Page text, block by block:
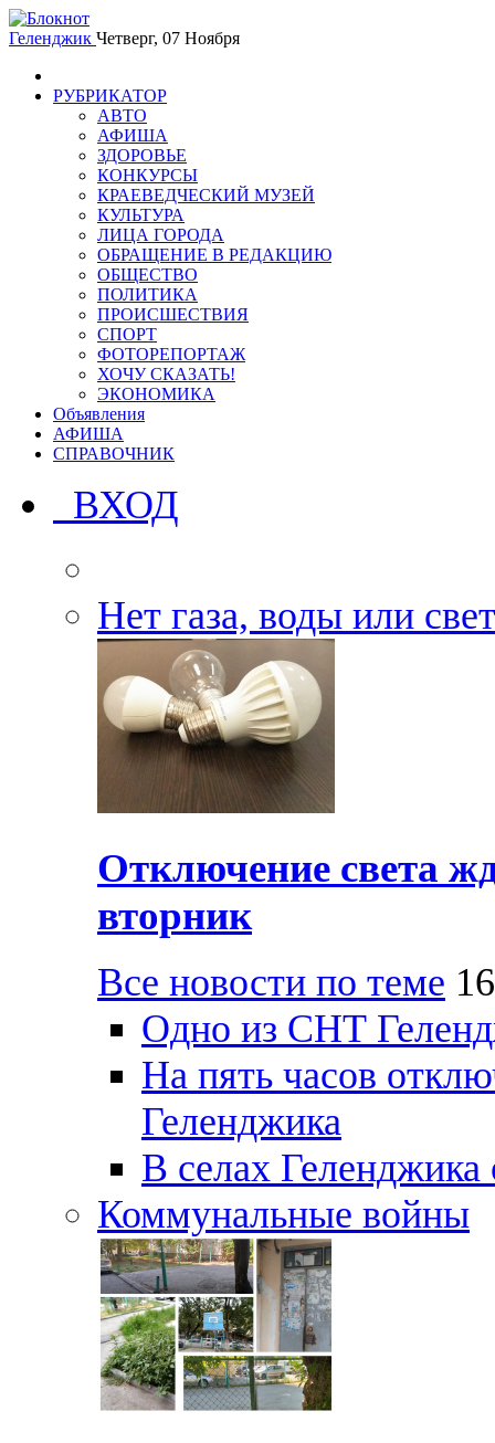
Геленджик Четверг, 07 Ноября
РУБРИКАТОР
АВТО
АФИША
ЗДОРОВЬЕ
КОНКУРСЫ
КРАЕВЕДЧЕСКИЙ МУЗЕЙ
КУЛЬТУРА
ЛИЦА ГОРОДА
ОБРАЩЕНИЕ В РЕДАКЦИЮ
ОБЩЕСТВО
ПОЛИТИКА
ПРОИСШЕСТВИЯ
СПОРТ
ФОТОРЕПОРТАЖ
ХОЧУ СКАЗАТЬ!
ЭКОНОМИКА
Объявления
АФИША
СПРАВОЧНИК
ВХОД
Нет газа, воды или
Отключение света
вторник
Все новости по теме
Одно из СНТ
На пять часов
Геленджика
В селах Геленджика
Коммунальные войны